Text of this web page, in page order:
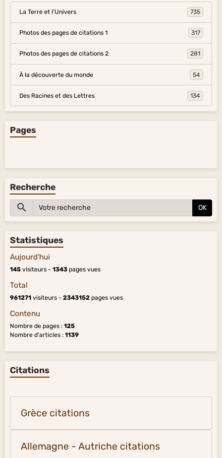
La Terre et l'Univers 735
Photos des pages de citations 1 317
Photos des pages de citations 2 281
À la découverte du monde 54
Des Racines et des Lettres 134
Pages
Recherche
OK
Statistiques
Aujourd'hui
145 visiteurs - 1343 pages vues
Total
961271 visiteurs - 2343152 pages vues
Contenu
Nombre de pages : 125
Nombre d'articles : 1139
Citations
Grèce citations
Allemagne - Autriche citations